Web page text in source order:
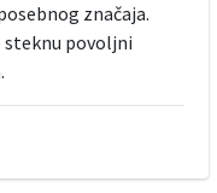
značaja.
steknu povoljni